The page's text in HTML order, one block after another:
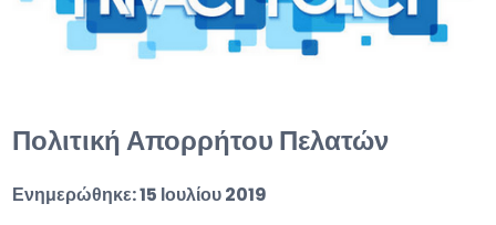
Πολιτική Απορρήτου Πελατών
Ενημερώθηκε: 15 Ιουλίου 2019